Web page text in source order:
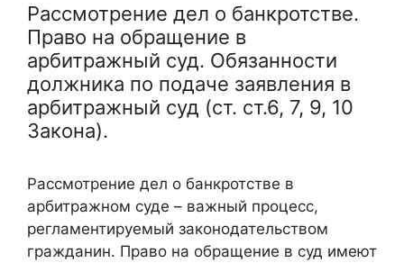
Рассмотрение дел о банкротстве.
Право на обращение в
арбитражный суд. Обязанности
должника по подаче заявления в
арбитражный суд (ст. ст.6, 7, 9, 10
Закона).
Рассмотрение дел о банкротстве в
арбитражном суде – важный процесс,
регламентируемый законодательством
гражданин. Право на обращение в суд имеют